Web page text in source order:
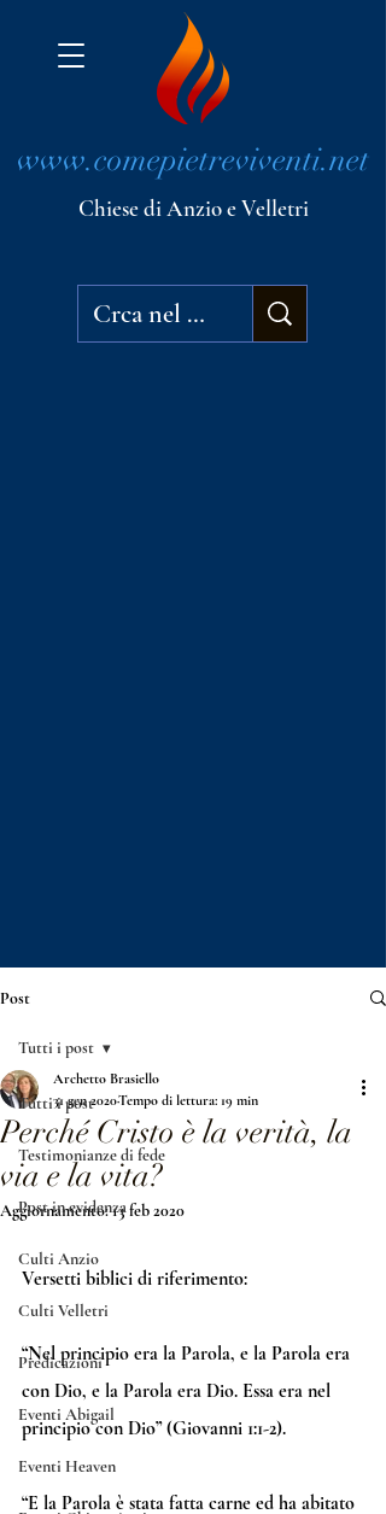
www.comepietreviventi.net
Chiese di Anzio e Velletri
Post
Tutti i post
Testimonianze di fede
Post in evidenza
Culti Anzio
Culti Velletri
Predicazioni
Eventi Abigail
Eventi Heaven
Tutti i post
Perché Cristo è la verità, la
via e la vita?
Archetto Brasiello
31 gen 2020Tempo di lettura: 19 min
Aggiornamento:13 feb 2020
Versetti biblici di riferimento:
“Nel principio era la Parola, e la Parola era
con Dio, e la Parola era Dio. Essa era nel
principio con Dio” (Giovanni 1:1-2).
“E la Parola è stata fatta carne ed ha abitato